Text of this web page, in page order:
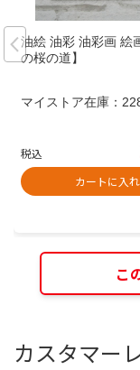
油絵 油彩 油彩画 絵
の桜の道】
マイストア在庫：
税込
カートに入
こ
カスタマー